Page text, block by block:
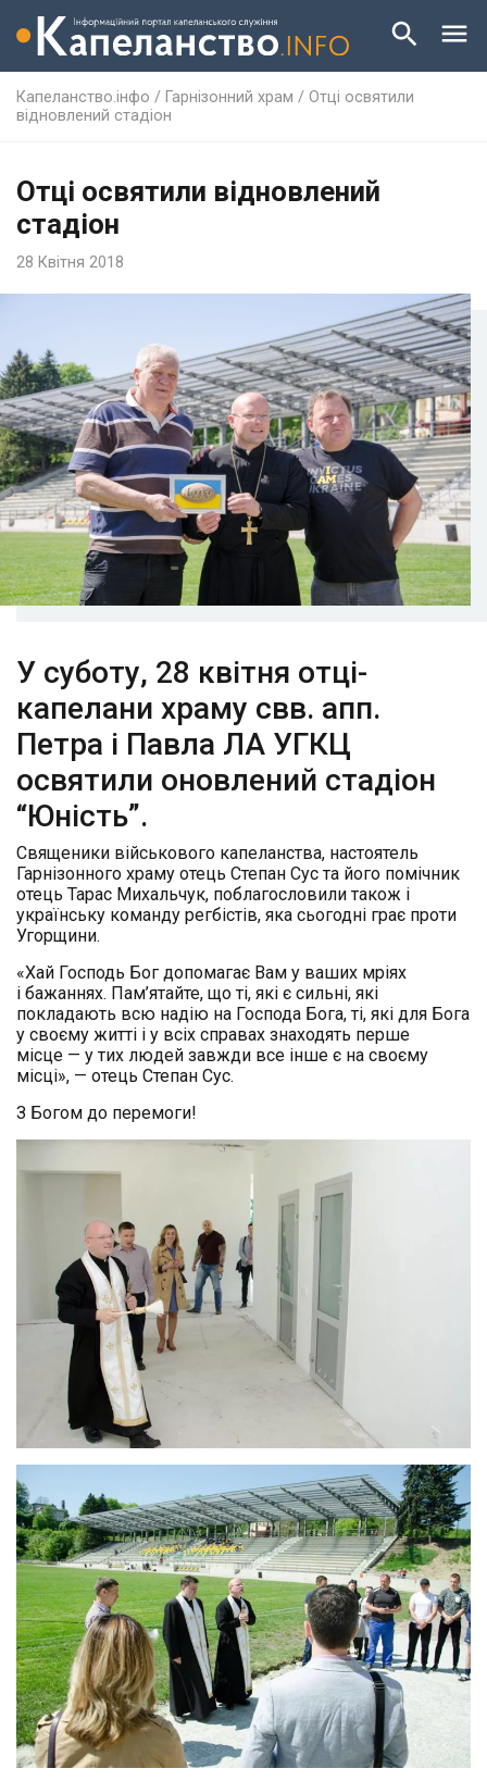
Капеланство.інфо / Гарнізонний храм / Отці освятили
відновлений стадіон
Отці освятили відновлений
стадіон
28 Квітня 2018
У суботу, 28 квітня отці-
капелани храму свв. апп.
Петра і Павла ЛА УГКЦ
освятили оновлений стадіон
“Юність”.
Священики військового капеланства, настоятель
Гарнізонного храму отець Степан Сус та його помічник
отець Тарас Михальчук, поблагословили також і
українську команду регбістів, яка сьогодні грає проти
Угорщини.
«Хай Господь Бог допомагає Вам у ваших мріях
і бажаннях. Пам’ятайте, що ті, які є сильні, які
покладають всю надію на Господа Бога, ті, які для Бога
у своєму житті і у всіх справах знаходять перше
місце — у тих людей завжди все інше є на своєму
місці», — отець Степан Сус.
З Богом до перемоги!